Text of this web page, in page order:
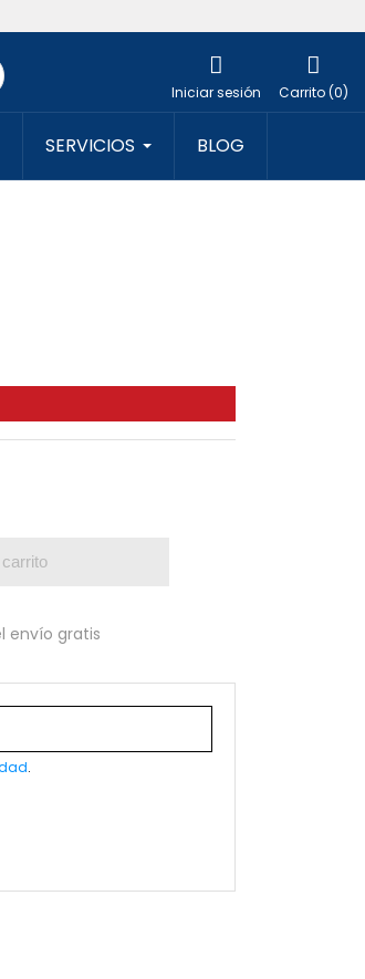
Iniciar sesión Carrito (0)
SERVICIOS BLOG
envío gratis
.